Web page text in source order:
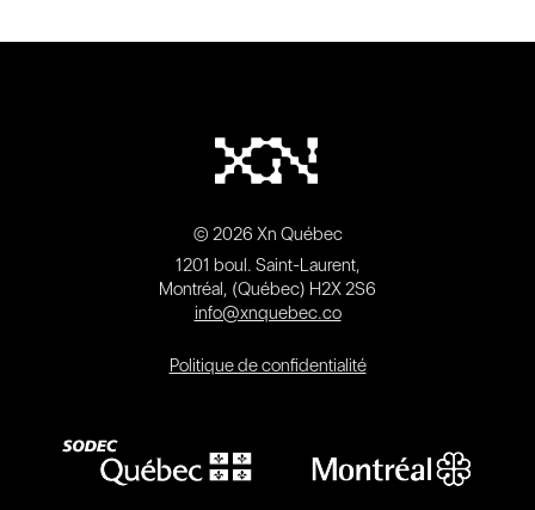
© 2026 Xn Québec
1201 boul. Saint-Laurent,
Montréal, (Québec) H2X 2S6
info@xnquebec.co
Politique de confidentialité